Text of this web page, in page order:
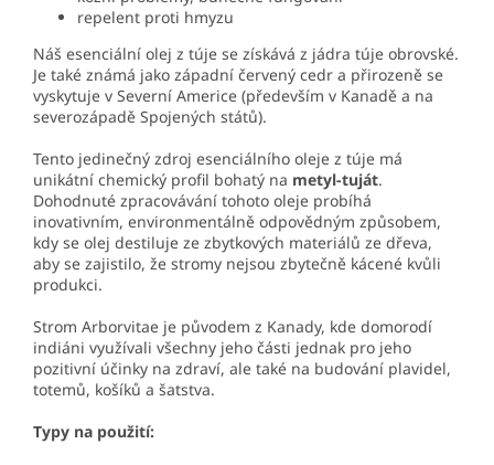
repelent proti hmyzu
Náš esenciální olej z túje se získává z jádra túje obrovské.
Je také známá jako západní červený cedr a přirozeně se
vyskytuje v Severní Americe (především v Kanadě a na
severozápadě Spojených států).
Tento jedinečný zdroj esenciálního oleje z túje má
unikátní chemický profil bohatý na metyl-tuját.
Dohodnuté zpracovávání tohoto oleje probíhá
inovativním, environmentálně odpovědným způsobem,
kdy se olej destiluje ze zbytkových materiálů ze dřeva,
aby se zajistilo, že stromy nejsou zbytečně kácené kvůli
produkci.
Strom Arborvitae je původem z Kanady, kde domorodí
indiáni využívali všechny jeho části jednak pro jeho
pozitivní účinky na zdraví, ale také na budování plavidel,
totemů, košíků a šatstva.
Typy na použití: